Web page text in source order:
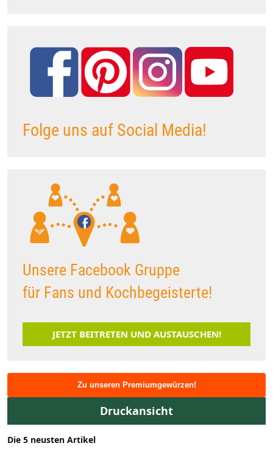
Folge uns auf Social Media!
Unsere Facebook Gruppe
für Fans und Kochbegeisterte!
JETZT BEITRETEN UND AUSTAUSCHEN!
Zu unseren Premiumgewürzen!
Druckansicht
Die 5 neusten Artikel